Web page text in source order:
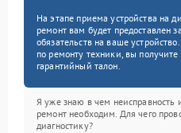
На этапе приема устройства на
ремонт вам будет предоставлен
обязательств на ваше
по ремонту техники, вы
гарантийный талон.
Я уже знаю в чем неисправность
ремонт необходим. Для чего
диагностику?